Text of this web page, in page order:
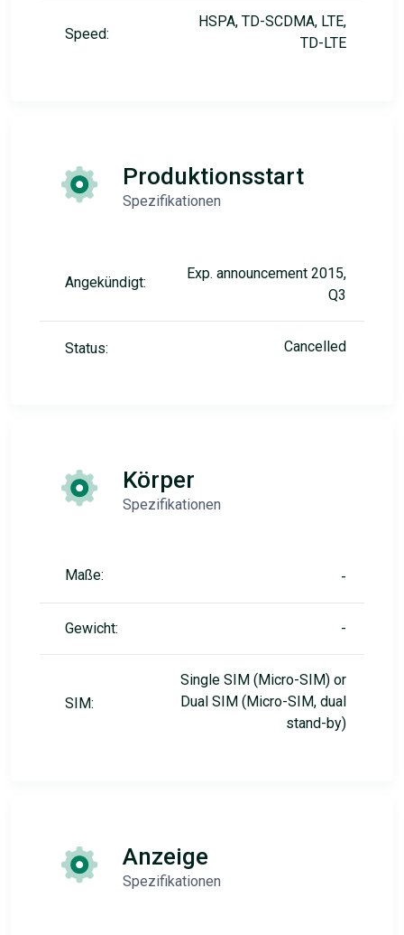
Speed:
HSPA, TD-SCDMA, LTE,
TD-LTE
Produktionsstart
Spezifikationen
Angekündigt:
Exp. announcement 2015,
Q3
Status: Cancelled
Körper
Spezifikationen
Maße: -
Gewicht: -
SIM:
Single SIM (Micro-SIM) or
Dual SIM (Micro-SIM, dual
stand-by)
Anzeige
Spezifikationen